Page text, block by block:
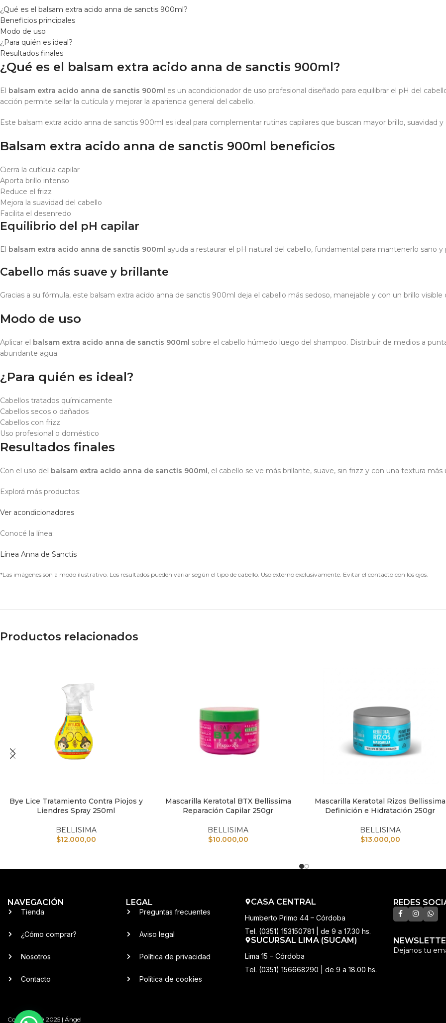
¿Qué es el balsam extra acido anna de sanctis 900ml?
Beneficios principales
Modo de uso
¿Para quién es ideal?
Resultados finales
¿Qué es el balsam extra acido anna de sanctis 900ml?
El balsam extra acido anna de sanctis 900ml es un acondicionador de uso profesional diseñado para equilibrar el pH del
acción permite sellar la cutícula y mejorar la apariencia general del cabello.
Este balsam extra acido anna de sanctis 900ml es ideal para complementar rutinas capilares que buscan mayor brillo, suavidad y
Balsam extra acido anna de sanctis 900ml beneficios
Cierra la cutícula capilar
Aporta brillo intenso
Reduce el frizz
Mejora la suavidad del cabello
Facilita el desenredo
Equilibrio del pH capilar
El balsam extra acido anna de sanctis 900ml ayuda a restaurar el pH natural del cabello, fundamental para mantenerlo sano
Cabello más suave y brillante
Gracias a su fórmula, este balsam extra acido anna de sanctis 900ml deja el cabello más sedoso, manejable y con un brillo visible
Modo de uso
Aplicar el balsam extra acido anna de sanctis 900ml sobre el cabello húmedo luego del shampoo. Distribuir de medios a
abundante agua.
¿Para quién es ideal?
Cabellos tratados químicamente
Cabellos secos o dañados
Cabellos con frizz
Uso profesional o doméstico
Resultados finales
Con el uso del balsam extra acido anna de sanctis 900ml, el cabello se ve más brillante, suave, sin frizz y con una textura más
Explorá más productos:
Ver acondicionadores
Conocé la línea:
Línea Anna de Sanctis
*Las imágenes son a modo ilustrativo. Los resultados pueden variar según el tipo de cabello. Uso externo exclusivamente. Evitar el contacto con los ojos.
Productos relacionados
AÑADIR AL CARRITO
Bye Lice Tratamiento Contra Piojos y
Liendres Spray 250ml
BELLISIMA
$12.000,00
AÑADIR AL CARRITO
Mascarilla Keratotal BTX Bellissima
Reparación Capilar 250gr
BELLISIMA
$10.000,00
AÑADIR AL CARRITO
Mascarilla Keratotal Rizos Bellissima
Definición e Hidratación 250gr
BELLISIMA
$13.000,00
NAVEGACIÓN
Tienda
¿Cómo comprar?
Nosotros
Contacto
LEGAL
Preguntas frecuentes
Aviso legal
Política de privacidad
Política de cookies
CASA CENTRAL
Humberto Primo 44 – Córdoba
Tel. (0351) 153150781 | de 9 a 17.30 hs.
SUCURSAL LIMA (SUCAM)
Lima 15 – Córdoba
Tel. (0351) 156668290 | de 9 a 18.00 hs.
REDES
Dejanos tu
Copyright © 2025 | Ángel